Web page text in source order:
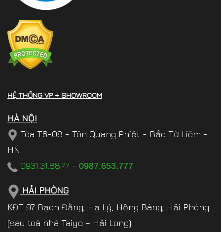
HỆ THỐNG VP + SHOWROOM
HÀ NỘI
Tòa T6-08 - Tôn Quang Phiệt - Bắc Từ Liêm -
HN.
0931.31.88.77 - 0987.653.777
HẢI PHÒNG
KĐT 97 Bạch Đằng, Hạ Lý, Hồng Bàng, Hải Phòng
(sau toà nhà Taiyo – Hải Long)